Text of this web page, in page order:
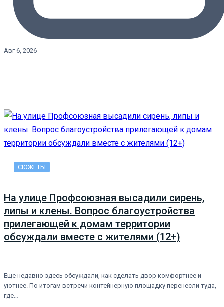
Авг 6, 2026
СЮЖЕТЫ
На улице Профсоюзная высадили сирень,
липы и клены. Вопрос благоустройства
прилегающей к домам территории
обсуждали вместе с жителями (12+)
Еще недавно здесь обсуждали, как сделать двор комфортнее и
уютнее. По итогам встречи контейнерную площадку перенесли туда,
где…